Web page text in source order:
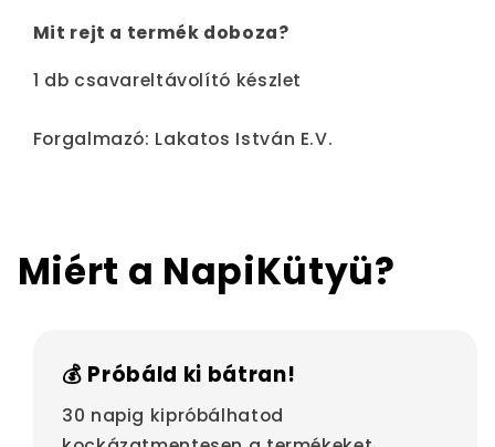
Mit rejt a termék doboza?
1 db csavareltávolító készlet
Forgalmazó: Lakatos István E.V.
Miért a NapiKütyü?
💰 Próbáld ki bátran!
30 napig kipróbálhatod